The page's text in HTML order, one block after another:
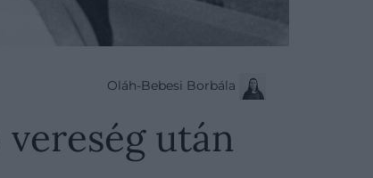
Oláh-Bebesi Borbála
után